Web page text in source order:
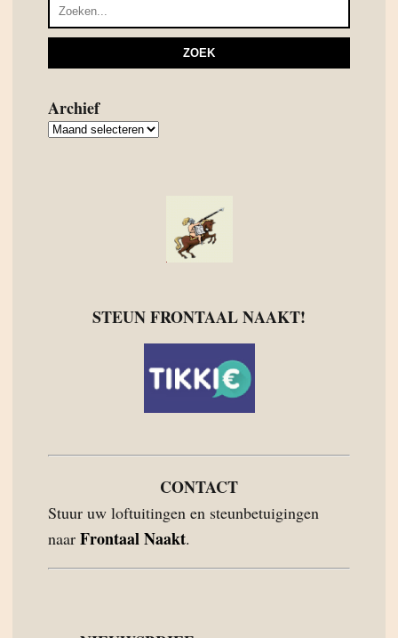
Archief
Archief
STEUN FRONTAAL NAAKT!
CONTACT
Stuur uw loftuitingen en steunbetuigingen
naar Frontaal Naakt.